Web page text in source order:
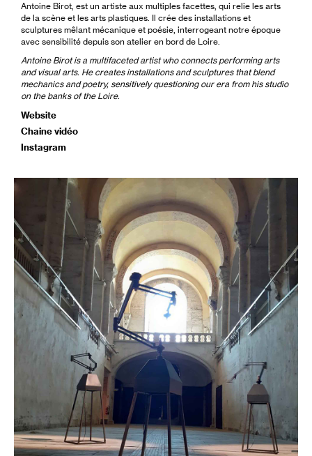
Antoine Birot, est un artiste aux multiples facettes, qui relie les arts
de la scène et les arts plastiques. Il crée des installations et
sculptures mêlant mécanique et poésie, interrogeant notre époque
avec sensibilité depuis son atelier en bord de Loire.
Antoine Birot is a multifaceted artist who connects performing arts
and visual arts. He creates installations and sculptures that blend
mechanics and poetry, sensitively questioning our era from his studio
on the banks of the Loire.
Website
Chaine vidéo
Instagram